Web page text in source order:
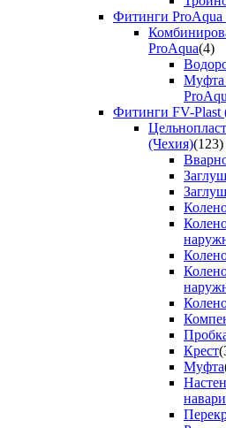
Фитинги ProAqua
ProAqua(4)
Муфта
Фитинги FV-Plast
(Чехия)(123)
Крест
Муфта